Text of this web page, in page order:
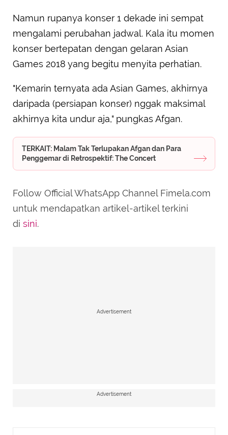
Namun rupanya konser 1 dekade ini sempat
mengalami perubahan jadwal. Kala itu momen
konser bertepatan dengan gelaran Asian
Games 2018 yang begitu menyita perhatian.
"Kemarin ternyata ada Asian Games, akhirnya
daripada (persiapan konser) nggak maksimal
akhirnya kita undur aja," pungkas Afgan.
TERKAIT: Malam Tak Terlupakan Afgan dan Para
Penggemar di Retrospektif: The Concert
Follow Official WhatsApp Channel Fimela.com
untuk mendapatkan artikel-artikel terkini
di sini.
Advertisement
Advertisement